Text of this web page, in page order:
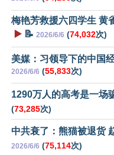
梅艳芳救援六四学生 黄
▶️ 📝 2026/6/6 (74,032次)
美媒：习领导下的中国
2026/6/6 (55,833次)
1290万人的高考是一场
(73,285次)
中共衰了：熊猫被退货
2026/6/6 (75,114次)